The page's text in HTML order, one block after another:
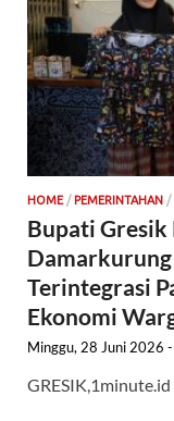
HOME / PEMERINTAHAN /
Bupati Gresik
Terintegrasi
Ekonomi
Minggu, 28 Juni 2026